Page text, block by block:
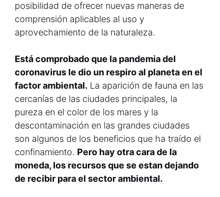
posibilidad de ofrecer nuevas maneras de
comprensión aplicables al uso y
aprovechamiento de la naturaleza.
Está comprobado que la pandemia del
coronavirus le dio un respiro al planeta en el
factor ambiental. La aparición de fauna en las
cercanías de las ciudades principales, la
pureza en el color de los mares y la
descontaminación en las grandes ciudades
son algunos de los beneficios que ha traído el
confinamiento. Pero hay otra cara de la
moneda, los recursos que se estan dejando
de recibir para el sector ambiental.